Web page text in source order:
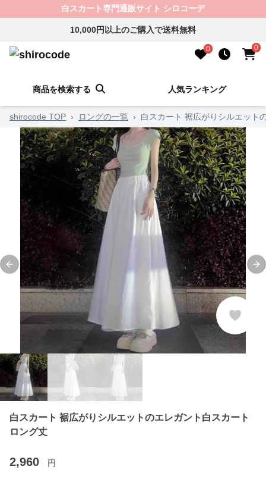
白スカート専門通販サイト シロコーデ
10,000円以上のご購入で送料無料
0 0
商品を検索する 人気ランキング
shirocode TOP › ロングの一覧 › 白スカート 裾広がりシルエット
Previous slide
白スカート 裾広がりシルエットのエレガント白スカート
ロング丈
2,960 円